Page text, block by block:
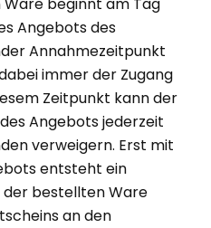
beginnt am Tag
Angebots des
Annahmezeitpunkt
immer der Zugang
Zeitpunkt kann der
Angebots jederzeit
verweigern. Erst mit
entsteht ein
der bestellten Ware
an den